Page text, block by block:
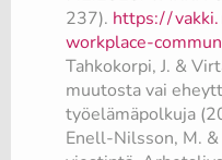
237). https://vakki.
workplace-
Tahkokorpi, J. &
muutosta vai
työelämäpolkuja
Enell-Nilsson, M.